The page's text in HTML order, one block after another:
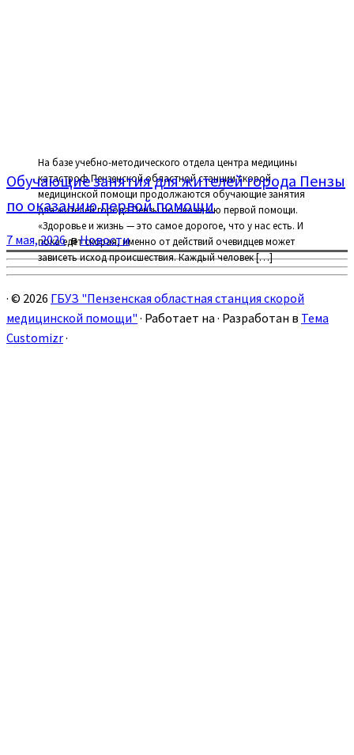
На базе учебно-методического отдела центра медицины
катастроф Пензенской областной станции скорой
медицинской помощи продолжаются обучающие занятия
для жителей города Пензы по оказанию первой помощи. ⁣
«Здоровье и жизнь — это самое дорогое, что у нас есть. И
пока едет скорая, именно от действий очевидцев может
зависеть исход происшествия. Каждый человек […]
Обучающие занятия для жителей города Пензы
по оказанию первой помощи
7 мая, 2026вНовости
· © 2026 ГБУЗ "Пензенская областная станция скорой
медицинской помощи" · Работает на · Разработан в Тема
Customizr·